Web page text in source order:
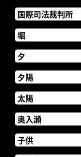
国際司法裁判所
堀
夕
夕陽
太陽
奥入瀬
子供